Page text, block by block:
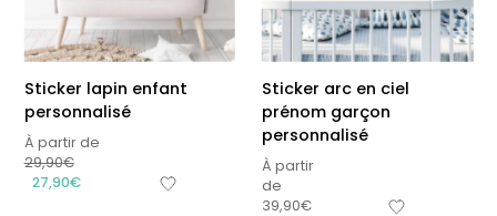
Sticker lapin enfant
personnalisé
À partir de
29,90€
27,90€
Sticker arc en ciel
prénom garçon
personnalisé
À partir
de
39,90€